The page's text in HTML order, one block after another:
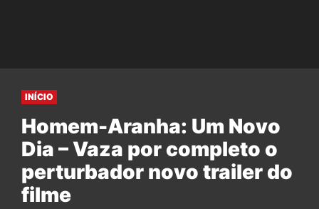
INÍCIO
Homem-Aranha: Um Novo
Dia – Vaza por completo o
perturbador novo trailer do
filme